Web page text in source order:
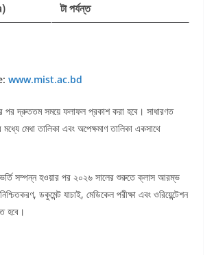
টা পর্যন্ত
www.mist.ac.bd
পর দ্রুততম সময়ে ফলাফল প্রকাশ করা হবে। সাধারণত
মেধা তালিকা এবং অপেক্ষমাণ তালিকা একসাথে
সম্পন্ন হওয়ার পর ২০২৬ সালের শুরুতে ক্লাস আরম্ভ
ডকুমেন্ট যাচাই, মেডিকেল পরীক্ষা এবং ওরিয়েন্টেশন
হবে।